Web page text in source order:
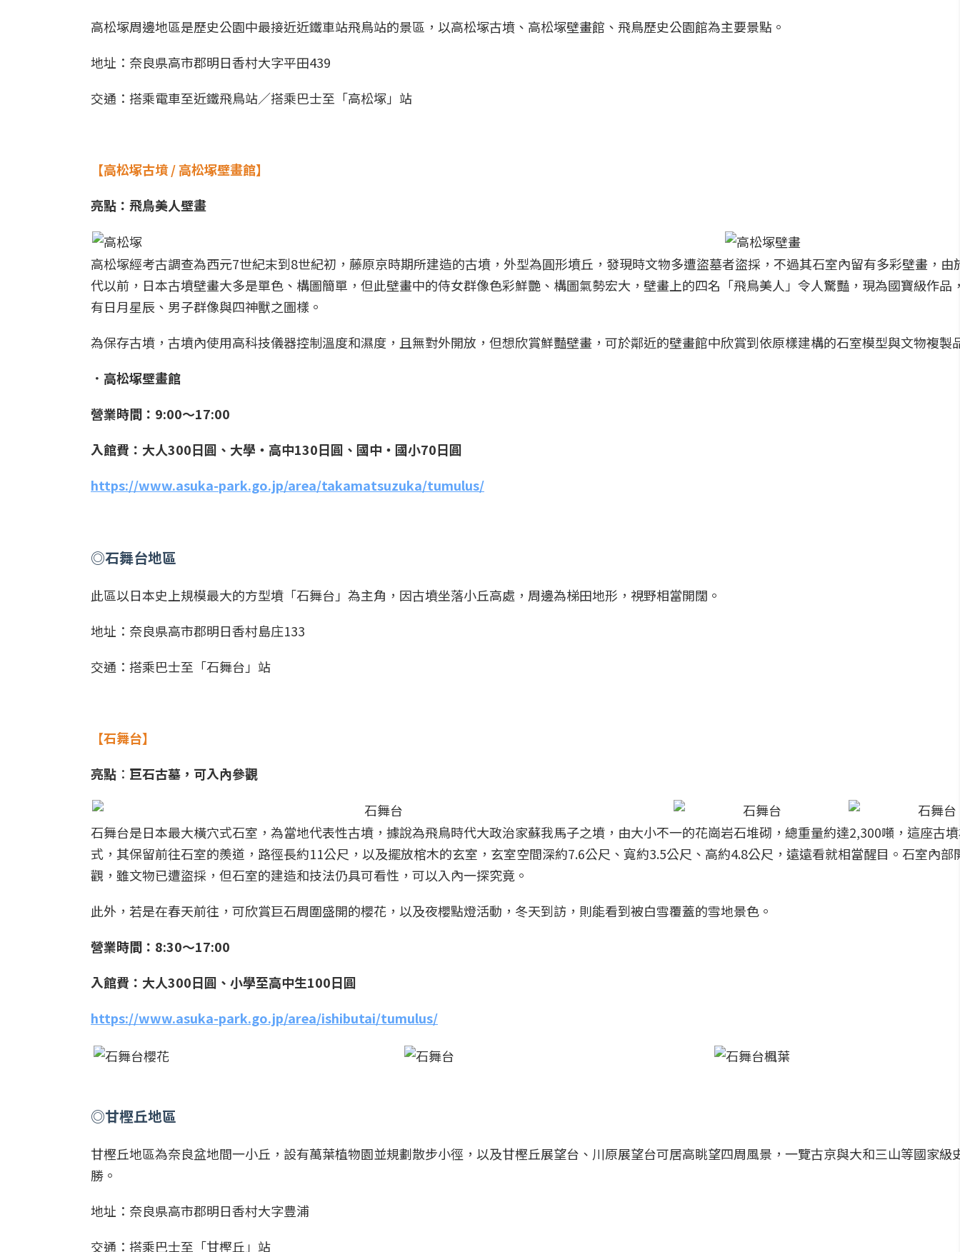
高松塚周邊地區是歷史公園中最接近近鐵車站飛鳥站的景區，以高松塚古墳、高松塚壁畫館、飛鳥歷史公園館為主要景點。
地址：奈良県高市郡明日香村大字平田439
交通：搭乘電車至近鐵飛鳥站／搭乘巴士至「高松塚」站
【高松塚古墳 / 高松塚壁畫館】
亮點：飛鳥美人壁畫
高松塚經考古調查為西元7世紀末到8世紀初，藤原京時期所建造的古墳，外型為圓形墳丘，發現時文物多遭盜墓者盜採，不過其石室內留有多彩壁畫，由
代以前，日本古墳壁畫大多是單色、構圖簡單，但此壁畫中的侍女群像色彩鮮艷、構圖氣勢宏大，壁畫上的四名「飛鳥美人」令人驚豔，現為國寶級作品
有日月星辰、男子群像與四神獸之圖樣。
為保存古墳，古墳內使用高科技儀器控制溫度和濕度，且無對外開放，但想欣賞鮮豔壁畫，可於鄰近的壁畫館中欣賞到依原樣建構的石室模型與文物複製
．高松塚壁畫館
營業時間： 9:00～17:00
入館費：大人300日圓、大學‧高中130日圓、國中‧國小70日圓
https://www.asuka-park.go.jp/area/takamatsuzuka/tumulus/
◎石舞台地區
此區以日本史上規模最大的方型墳「石舞台」為主角，因古墳坐落小丘高處，周邊為梯田地形，視野相當開闊。
地址：奈良県高市郡明日香村島庄133
交通：搭乘巴士至「石舞台」站
【石舞台】
亮點 ： 巨石古墓，可入內參觀
石舞台是日本最大橫穴式石室，為當地代表性古墳，據說為飛鳥時代大政治家蘇我馬子之墳，由大小不一的花崗岩石堆砌，總重量約達2,300噸，這座古
式，其保留前往石室的羨道，路徑長約11公尺，以及擺放棺木的玄室，玄室空間深約7.6公尺、寬約3.5公尺、高約4.8公尺，遠遠看就相當醒目。石室內部
觀，雖文物已遭盜採，但石室的建造和技法仍具可看性，可以入內一探究竟。
此外，若是在春天前往，可欣賞巨石周圍盛開的櫻花，以及夜櫻點燈活動，冬天到訪，則能看到被白雪覆蓋的雪地景色。
營業時間：8:30～17:00
入館費：大人300日圓、小學至高中生100日圓
https://www.asuka-park.go.jp/area/ishibutai/tumulus/
◎甘樫丘地區
甘樫丘地區為奈良盆地間一小丘，設有萬葉植物園並規劃散步小徑，以及甘樫丘展望台、川原展望台可居高眺望四周風景，一覽古京與大和三山等國家級
勝。
地址：奈良県高市郡明日香村大字豊浦
交通：搭乘巴士至「甘樫丘」站